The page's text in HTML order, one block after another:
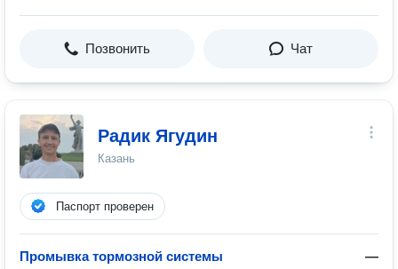
Позвонить Чат
Радик Ягудин
Казань
Паспорт проверен
Промывка тормозной системы —